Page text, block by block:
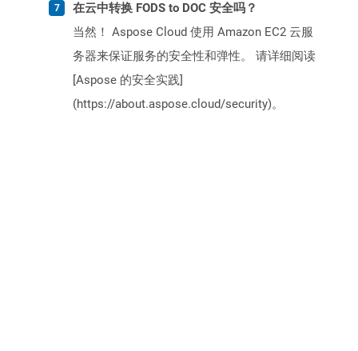
在云中转换 FODS to DOC 安全吗？
当然！ Aspose Cloud 使用 Amazon EC2 云服
务器来保证服务的安全性和弹性。 请详细阅读
[Aspose 的安全实践]
(https://about.aspose.cloud/security)。